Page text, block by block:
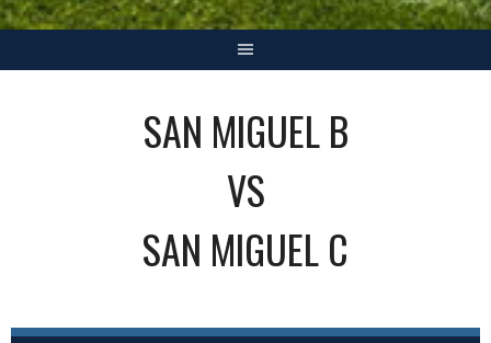
SAN MIGUEL B
VS
SAN MIGUEL C